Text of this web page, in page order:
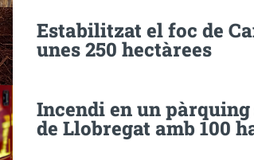
Estabilitzat el foc de
unes 250 hectàrees
Incendi en un
de Llobregat amb 100